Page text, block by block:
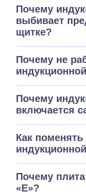
Почему
выбивает
щитке?
Почему не
Почему
включается
Как поменять
Почему
«E»?